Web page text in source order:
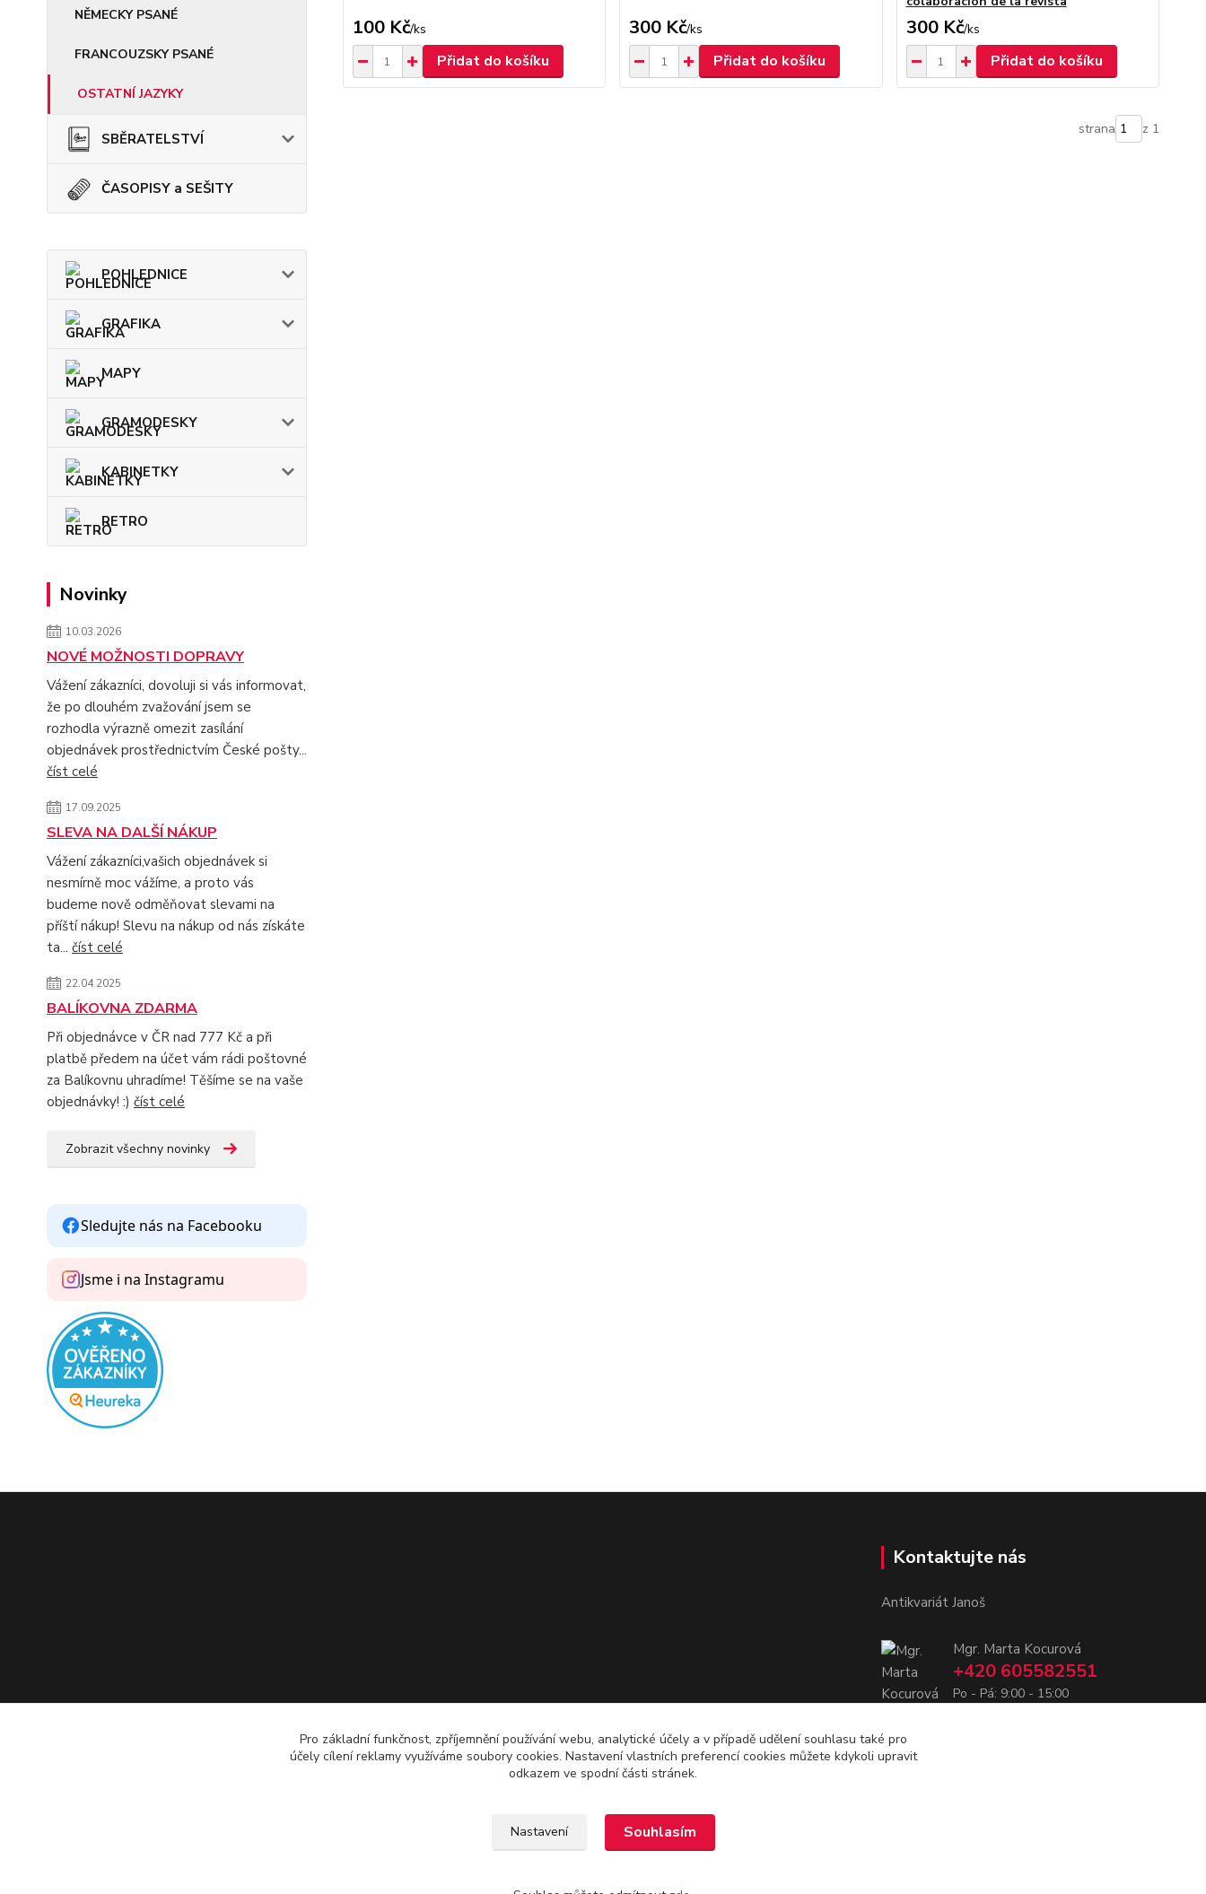
NĚMECKY PSANÉ
FRANCOUZSKY PSANÉ
OSTATNÍ JAZYKY
SBĚRATELSTVÍ
ČASOPISY a SEŠITY
POHLEDNICE
GRAFIKA
MAPY
GRAMODESKY
KABINETKY
RETRO
Novinky
10.03.2026
NOVÉ MOŽNOSTI DOPRAVY
Vážení zákazníci, dovoluji si vás informovat,
že po dlouhém zvažování jsem se
rozhodla výrazně omezit zasílání
objednávek prostřednictvím České pošty...
číst celé
17.09.2025
SLEVA NA DALŠÍ NÁKUP
Vážení zákazníci,vašich objednávek si
nesmírně moc vážíme, a proto vás
budeme nově odměňovat slevami na
příští nákup! Slevu na nákup od nás získáte
ta... číst celé
22.04.2025
BALÍKOVNA ZDARMA
Při objednávce v ČR nad 777 Kč a při
platbě předem na účet vám rádi poštovné
za Balíkovnu uhradíme! Těšíme se na vaše
objednávky! :) číst celé
Zobrazit všechny novinky
Sledujte nás na Facebooku
Jsme i na Instagramu
100 Kč/ks
Přidat do košíku
300 Kč/ks
Přidat do košíku
300 Kč/ks
Přidat do košíku
strana z 1
Kontaktujte nás
Antikvariát Janoš
Mgr. Marta Kocurová
+420 605582551
Po - Pá: 9:00 - 15:00
Pro základní funkčnost, zpříjemnění používání webu, analytické účely a v případě udělení souhlasu také pro
účely cílení reklamy využíváme soubory cookies. Nastavení vlastních preferencí cookies můžete kdykoli upravit
odkazem ve spodní části stránek.
Nastavení Souhlasím